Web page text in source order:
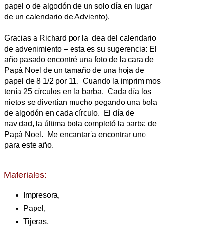
papel o de algodón de un solo día en lugar
de un calendario de Adviento).
Gracias a Richard por la idea del calendario
de advenimiento – esta es su sugerencia: El
año pasado encontré una foto de la cara de
Papá Noel de un tamaño de una hoja de
papel de 8 1/2 por 11. Cuando la imprimimos
tenía 25 círculos en la barba. Cada día los
nietos se divertían mucho pegando una bola
de algodón en cada círculo. El día de
navidad, la última bola completó la barba de
Papá Noel. Me encantaría encontrar uno
para este año.
Materiales:
Impresora,
Papel,
Tijeras,